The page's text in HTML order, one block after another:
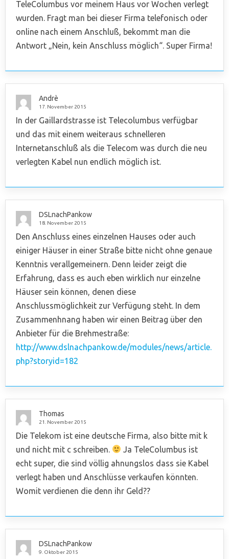
TeleColumbus vor meinem Haus vor Wochen verlegt
wurden. Fragt man bei dieser Firma telefonisch oder
online nach einem Anschluß, bekommt man die
Antwort „Nein, kein Anschluss möglich“. Super Firma!
Andrè
17. November 2015
In der Gaillardstrasse ist Telecolumbus verfügbar
und das mit einem weiteraus schnelleren
Internetanschluß als die Telecom was durch die neu
verlegten Kabel nun endlich möglich ist.
DSLnachPankow
18. November 2015
Den Anschluss eines einzelnen Hauses oder auch
einiger Häuser in einer Straße bitte nicht ohne genaue
Kenntnis verallgemeinern. Denn leider zeigt die
Erfahrung, dass es auch eben wirklich nur einzelne
Häuser sein können, denen diese
Anschlussmöglichkeit zur Verfügung steht. In dem
Zusammenhnang haben wir einen Beitrag über den
Anbieter für die Brehmestraße:
http://www.dslnachpankow.de/modules/news/article.
php?storyid=182
Thomas
21. November 2015
Die Telekom ist eine deutsche Firma, also bitte mit k
und nicht mit c schreiben.
Ja TeleColumbus ist
echt super, die sind völlig ahnungslos dass sie Kabel
verlegt haben und Anschlüsse verkaufen könnten.
Womit verdienen die denn ihr Geld??
DSLnachPankow
9. Oktober 2015